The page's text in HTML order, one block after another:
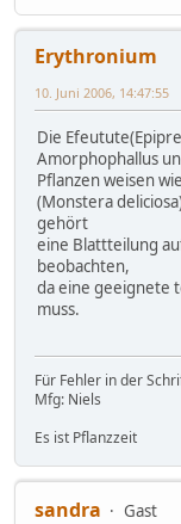
Erythronium
10. Juni 2006, 14:47:55
Die
Amorphophallus
Pflanzen weisen
(Monstera
gehört
eine Blattteilung
beobachten,
da eine geeignete
muss.
Für Fehler in der
Mfg: Niels
Es ist Pflanzzeit
sandra
Gast